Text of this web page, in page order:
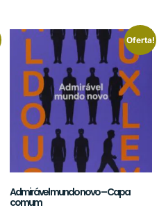
Oferta!
Admirável mundo novo – Capa
comum